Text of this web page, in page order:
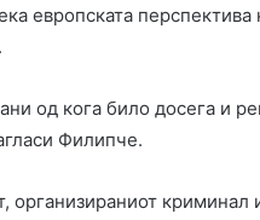
европската перспектива
од кога било досега и
Филипче.
криминал